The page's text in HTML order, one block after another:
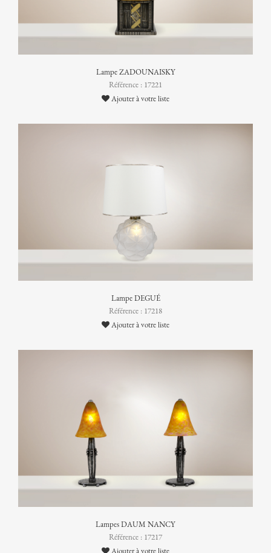
Lampe ZADOUNAISKY
Référence : 17221
Ajouter à votre liste
Lampe DEGUÉ
Référence : 17218
Ajouter à votre liste
Lampes DAUM NANCY
Référence : 17217
Ajouter à votre liste